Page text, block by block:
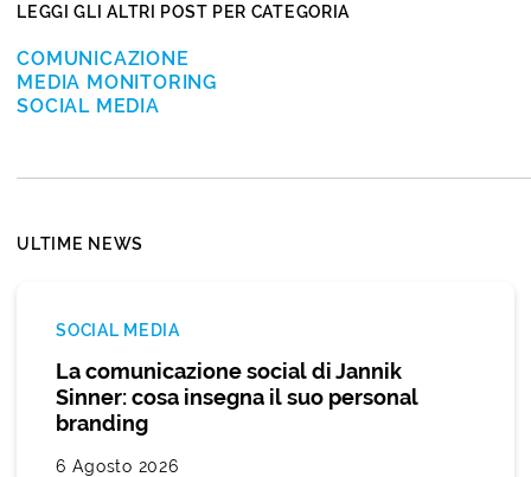
LEGGI GLI ALTRI POST PER CATEGORIA
COMUNICAZIONE
MEDIA MONITORING
SOCIAL MEDIA
ULTIME NEWS
SOCIAL MEDIA
La comunicazione social di Jannik
Sinner: cosa insegna il suo personal
branding
6 Agosto 2026